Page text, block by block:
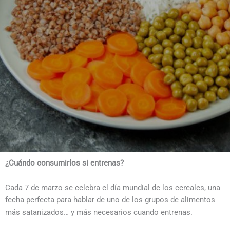
¿Cuándo consumirlos si entrenas?
Cada 7 de marzo se celebra el día mundial de los cereales, una
fecha perfecta para hablar de uno de los grupos de alimentos
más satanizados… y más necesarios cuando entrenas.